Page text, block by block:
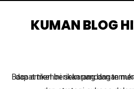
KUMAN BLOG
Baca artikel ini sekarang dan temukan insight terbaru yang dapat